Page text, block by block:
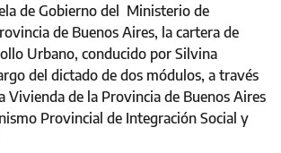
de Gobierno del Ministerio de
de Buenos Aires, la cartera de
Urbano, conducido por Silvina
del dictado de dos módulos, a través
Vivienda de la Provincia de Buenos Aires
Provincial de Integración Social y